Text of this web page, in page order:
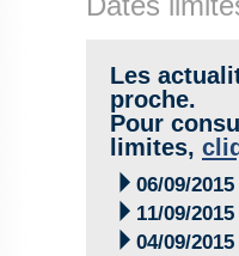
Les
proche.
Pour
limites,
 06/09/2015
 11/09/2015
 04/09/2015